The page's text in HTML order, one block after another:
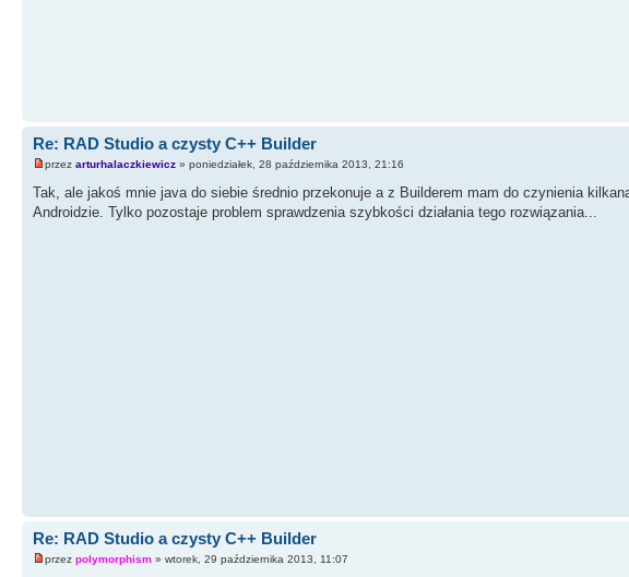
Re: RAD Studio a czysty C++ Builder
przez arturhalaczkiewicz » poniedziałek, 28 października 2013, 21:16
Tak, ale jakoś mnie java do siebie średnio przekonuje a z Builderem mam do czynienia
Androidzie. Tylko pozostaje problem sprawdzenia szybkości działania tego rozwiązania...
Re: RAD Studio a czysty C++ Builder
przez polymorphism » wtorek, 29 października 2013, 11:07